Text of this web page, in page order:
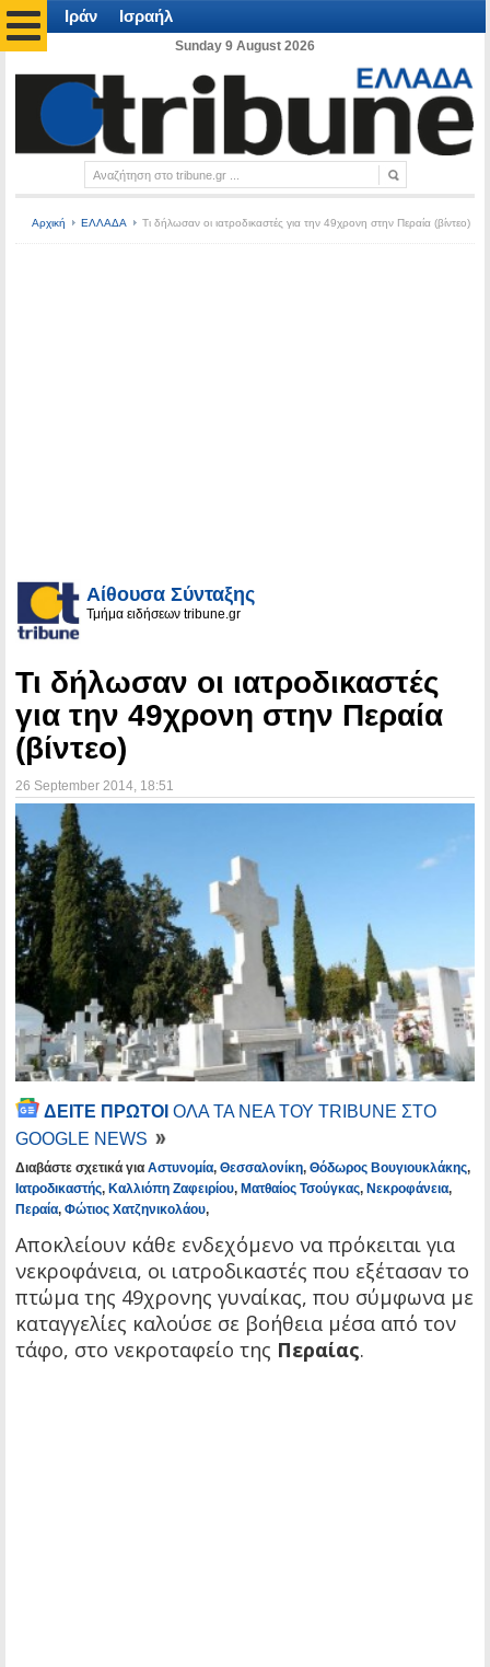
Ιράν Ισραήλ
Sunday 9 August 2026
Αρχική ΕΛΛΑΔΑ Τι δήλωσαν οι ιατροδικαστές για την 49χρονη στην Περαία (βίντεο)
Αίθουσα Σύνταξης
Τμήμα ειδήσεων tribune.gr
Τι δήλωσαν οι ιατροδικαστές
για την 49χρονη στην Περαία
(βίντεο)
26 September 2014 , 18:51
ΔΕΙΤΕ ΠΡΩΤΟΙ ΟΛΑ ΤΑ ΝΕΑ ΤΟΥ TRIBUNE ΣΤΟ
GOOGLE NEWS
Διαβάστε σχετικά για Αστυνομία, Θεσσαλονίκη, Θόδωρος Βουγιουκλάκης,
Ιατροδικαστής, Καλλιόπη Ζαφειρίου, Ματθαίος Τσούγκας, Νεκροφάνεια,
Περαία, Φώτιος Χατζηνικολάου,
Αποκλείουν κάθε ενδεχόμενο να πρόκειται για
νεκροφάνεια, οι ιατροδικαστές που εξέτασαν το
πτώμα της 49χρονης γυναίκας, που σύμφωνα με
καταγγελίες καλούσε σε βοήθεια μέσα από τον
τάφο, στο νεκροταφείο της Περαίας.